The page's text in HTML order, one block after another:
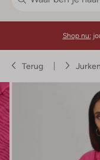
Shop nu:
Terug Jurken